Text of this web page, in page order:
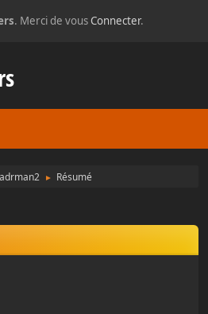
. Merci de vousConnecter.
► Résumé